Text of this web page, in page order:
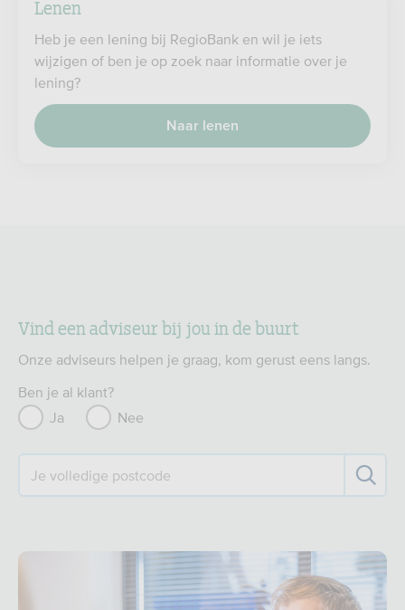
Lenen
Heb je een lening bij RegioBank en wil je iets
wijzigen of ben je op zoek naar informatie over je
lening?
Naar lenen
Vind een adviseur bij jou in de buurt
Onze adviseurs helpen je graag, kom gerust eens langs.
Ben je al klant?
Ja
Nee
Je volledige postcode